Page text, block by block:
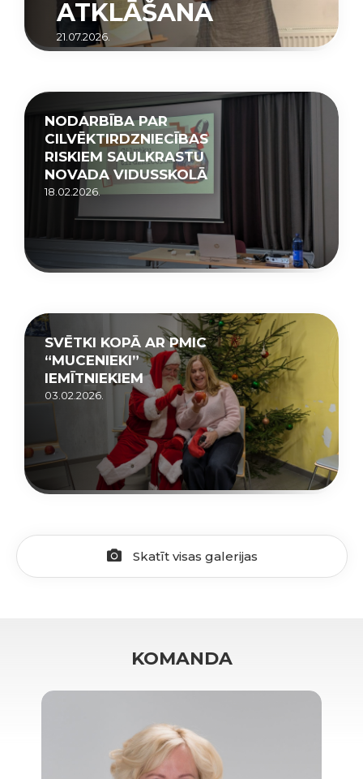
ATKLĀŠANA
21.07.2026.
NODARBĪBA PAR
CILVĒKTIRDZNIECĪBAS
RISKIEM SAULKRASTU
NOVADA VIDUSSKOLĀ
18.02.2026.
SVĒTKI KOPĀ AR PMIC
“MUCENIEKI”
IEMĪTNIEKIEM
03.02.2026.
Skatīt visas galerijas
KOMANDA